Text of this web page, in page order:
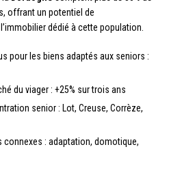
offrant un potentiel de
dédié à cette population.
pour les biens adaptés aux seniors :
du viager : +25% sur trois ans
senior : Lot, Creuse, Corrèze,
connexes : adaptation, domotique,